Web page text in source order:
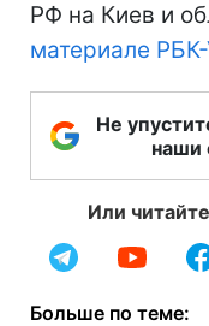
РФ на Киев и
материале
Не
наши
Или
Больше по теме: